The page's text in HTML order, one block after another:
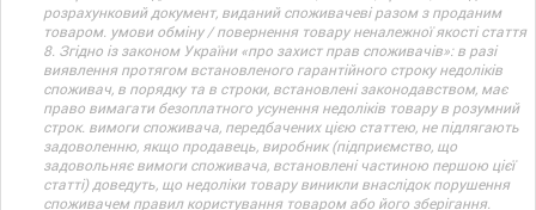
розрахунковий документ, виданий споживачеві разом з проданим
товаром. умови обміну / повернення товару неналежної якості стаття
8. Згідно із законом України «про захист прав споживачів»: в разі
виявлення протягом встановленого гарантійного строку недоліків
споживач, в порядку та в строки, встановлені законодавством, має
право вимагати безоплатного усунення недоліків товару в розумний
строк. вимоги споживача, передбачених цією статтею, не підлягають
задоволенню, якщо продавець, виробник (підприємство, що
задовольняє вимоги споживача, встановлені частиною першою цієї
статті) доведуть, що недоліки товару виникли внаслідок порушення
споживачем правил користування товаром або його зберігання.